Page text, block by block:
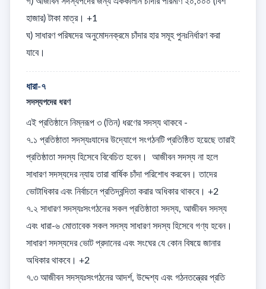
হাজার) টাকা মাত্র। +1
ঘ) সাধারণ পরিষদের অনুমোদনক্রমে চাঁদার হার সমূহ পুনঃনির্ধারণ করা
যাবে।
ধারা-৭
সদস্যপদের ধরণ
এই প্রতিষ্ঠানে নিম্নরূপ ৩ (তিন) ধরণের সদস্য থাকবে -
৭.১ প্রতিষ্ঠাতা সদস্যঃযাদের উদ্যোগে সংগঠনটি প্রতিষ্ঠিত হয়েছে তারাই
প্রতিষ্ঠাতা সদস্য হিসেবে বিবেচিত হবেন।  আজীবন সদস্য না হলে
সাধারণ সদস্যদের ন্যায় তারা বার্ষিক চাঁদা পরিশোধ করবেন। তাদের
ভোটাধিকার এবং নির্বাচনে প্রতিদ্বন্দিতা করার অধিকার থাকবে। +2
৭.২ সাধারণ সদস্যঃসংগঠনের সকল প্রতিষ্ঠাতা সদস্য, আজীবন সদস্য
এবং ধারা-৬ মোতাবেক সকল সদস্য সাধারণ সদস্য হিসেবে গণ্য হবেন।
সাধারণ সদস্যদের ভোট প্রদানের এবং সংঘের যে কোন বিষয়ে জানার
অধিকার থাকবে। +2
৭.৩ আজীবন সদস্যঃসংগঠনের আদর্শ, উদ্দেশ্য এবং গঠনতন্ত্রের প্রতি